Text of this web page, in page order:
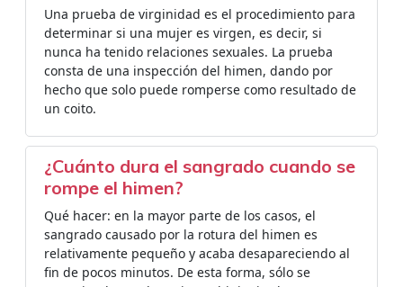
Una prueba de virginidad es el procedimiento para
determinar si una mujer es virgen, es decir, si
nunca ha tenido relaciones sexuales. La prueba
consta de una inspección del himen, dando por
hecho que solo puede romperse como resultado de
un coito.
¿Cuánto dura el sangrado cuando se
rompe el himen?
Qué hacer: en la mayor parte de los casos, el
sangrado causado por la rotura del himen es
relativamente pequeño y acaba desapareciendo al
fin de pocos minutos. De esta forma, sólo se